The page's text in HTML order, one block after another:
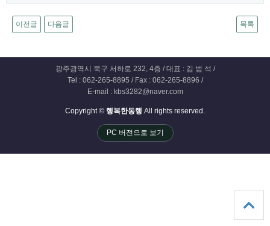
이전글 다음글 목록
광주광역시 북구 서하로 232, 4층 / 대표 : 김 범 석 /
Tel : 062-265-8895 / Fax : 062-265-8896 /
E-mail : kbs3282@naver.com
Copyright © 행복한동행 All rights reserved.
PC 버전으로 보기